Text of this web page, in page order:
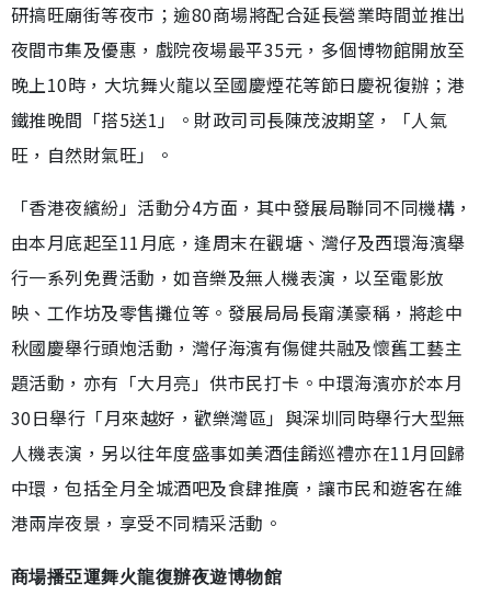
研搞旺廟街等夜市；逾80商場將配合延長營業時間並推出
夜間市集及優惠，戲院夜場最平35元，多個博物館開放至
晚上10時，大坑舞火龍以至國慶煙花等節日慶祝復辦；港
鐵推晚間「搭5送1」。財政司司長陳茂波期望，「人氣
旺，自然財氣旺」。
「香港夜繽紛」活動分4方面，其中發展局聯同不同機構，
由本月底起至11月底，逢周末在觀塘、灣仔及西環海濱舉
行一系列免費活動，如音樂及無人機表演，以至電影放
映、工作坊及零售攤位等。發展局局長甯漢豪稱，將趁中
秋國慶舉行頭炮活動，灣仔海濱有傷健共融及懷舊工藝主
題活動，亦有「大月亮」供市民打卡。中環海濱亦於本月
30日舉行「月來越好，歡樂灣區」與深圳同時舉行大型無
人機表演，另以往年度盛事如美酒佳餚巡禮亦在11月回歸
中環，包括全月全城酒吧及食肆推廣，讓市民和遊客在維
港兩岸夜景，享受不同精采活動。
商場播亞運舞火龍復辦夜遊博物館